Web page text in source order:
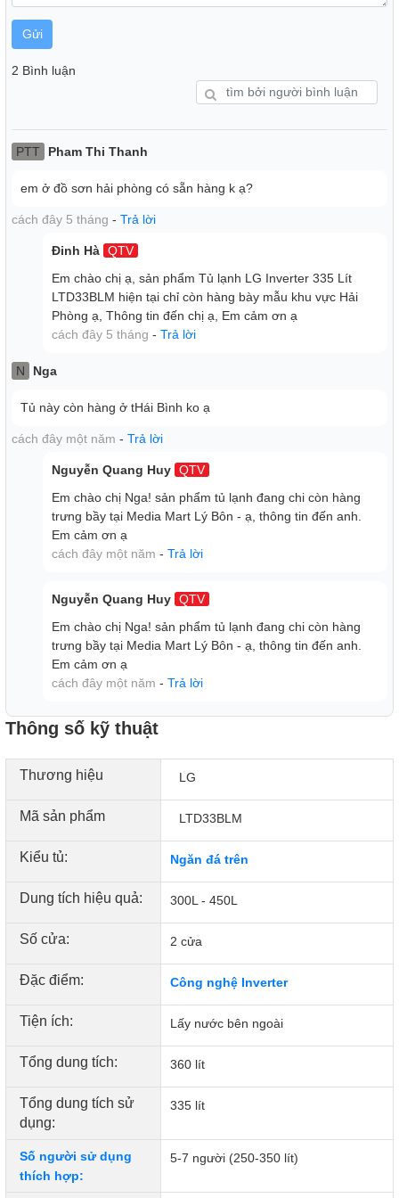
một quá trình hoạt động êm ái, đồng thời tiết kiệm được
điện năng hiệu quả.
Công nghệ làm lạnh + Công nghệ bảo quản thực
phẩm
- Công nghệ LINEAR Cooling duy trì độ lạnh đồng đều
lúc nào.
đồng đều vào các ngăn, đảm bảo nhiệt độ làm lạnh luôn ổn
- Công nghệ Multi Air Flow lan tỏa luồng khí lạnh đến mọi
luôn tươi ngon.
- Ngăn Fresh 0 Zone bảo quản thực phẩm tươi sống ở
nhiệt độ 0°C trong suốt 24 giờ, với thiết kế hộp kín giúp
ngăn ngừa mùi thực phẩm lẫn vào nhau.
Công nghệ kháng khuẩn khử mùi
- Nhờ bộ lọc khử mùi than hoạt tính Deodorizer giúp các
mùi hôi trong tủ lạnh được loại bỏ hiệu quả, môi trường bên
trong tủ lạnh thêm sạch và đảm bảo an toàn sức khoẻ cho
người dùng.
Gửi
2 Bình luận
PTT Pham Thi Thanh
em ở đồ sơn hải phòng có sẵn hàng k ạ?
cách đây 5 tháng - Trả lời
Đinh Hà QTV
Em chào chị ạ, sản phẩm Tủ lạnh LG Inverter 335 Lít
LTD33BLM hiện tại chỉ còn hàng bày mẫu khu vực Hải
Phòng ạ, Thông tin đến chị ạ, Em cảm ơn ạ
cách đây 5 tháng - Trả lời
N Nga
Tủ này còn hàng ở tHái Bình ko ạ
cách đây một năm - Trả lời
Nguyễn Quang Huy QTV
Em chào chị Nga! sản phẩm tủ lạnh đang chi còn hàng
trưng bầy tại Media Mart Lý Bôn - ạ, thông tin đến anh.
Em cảm ơn ạ
cách đây một năm - Trả lời
Nguyễn Quang Huy QTV
Em chào chị Nga! sản phẩm tủ lạnh đang chi còn hàng
trưng bầy tại Media Mart Lý Bôn - ạ, thông tin đến anh.
Em cảm ơn ạ
cách đây một năm - Trả lời
Thông số kỹ thuật
Thương hiệu LG
Mã sản phẩm LTD33BLM
Kiểu tủ: Ngăn đá trên
Dung tích hiệu quả: 300L - 450L
Số cửa: 2 cửa
Đặc điểm: Công nghệ Inverter
Tiện ích: Lấy nước bên ngoài
Tổng dung tích: 360 lít
Tổng dung tích sử
dụng:
335 lít
Số người sử dụng
thích hợp:
5-7 người (250-350 lít)